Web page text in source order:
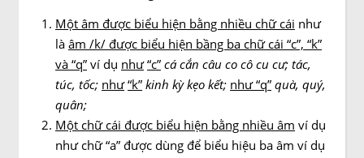
Một âm được biểu hiện bằng nhiều chữ cái như
là âm /k/ được biểu hiện bầng ba chữ cái “c”, “k”
và “q” ví dụ như “c” cá cắn câu co cô cu cư; tác,
túc, tốc; như “k” kinh kỳ kẹo kết; như “q” quà, quý,
quân;
Một chữ cái được biểu hiện bằng nhiều âm ví dụ
như chữ “a” được dùng để biểu hiệu ba âm ví dụ